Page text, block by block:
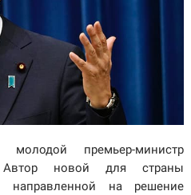
премьер-министр
Автор новой для страны
направленной на решение